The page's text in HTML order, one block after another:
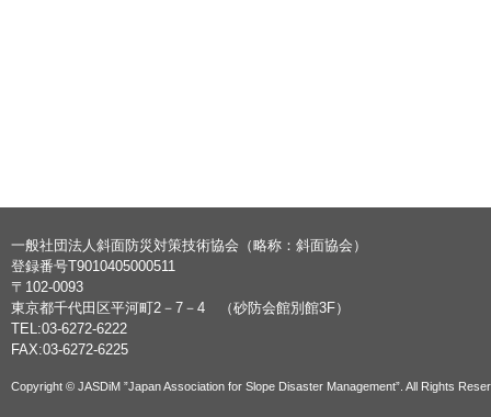
一般社団法人斜面防災対策技術協会（略称：斜面協会）
登録番号T9010405000511
〒102-0093
東京都千代田区平河町2－7－4 （砂防会館別館3F）
TEL:03-6272-6222
FAX:03-6272-6225
Copyright © JASDiM ”Japan Association for Slope Disaster Management”. All Rights